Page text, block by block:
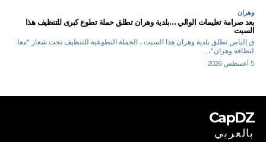
وهران
بعد صرامة تعليمات الوالي …بلدية وهران تطلق حملة تطوع كبرى للتنظيف هذا
السبت
ق.إلياس تطلق بلدية وهران هذا السبت ، الحملة التطوعية للتنظيف تحت شعار "معا
لنظافة وهران"،...
5 أغسطس 2026
CapDZ
بالعربي